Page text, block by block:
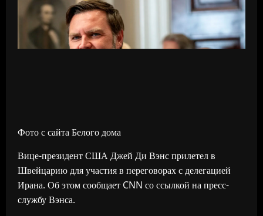
Фото с сайта Белого дома
Вице-президент США Джей Ди Вэнс прилетел в
Швейцарию для участия в переговорах с делегацией
Ирана. Об этом сообщает CNN со ссылкой на пресс-
службу Вэнса.